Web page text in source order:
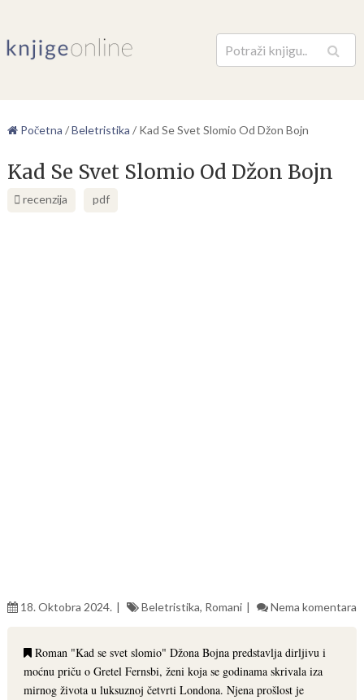
Pretraga
Početna /Beletristika / Kad Se Svet Slomio Od Džon Bojn
Kad Se Svet Slomio Od Džon Bojn
recenzija pdf
18. Oktobra 2024. Beletristika, Romani Nema komentara
Roman "Kad se svet slomio" Džona Bojna predstavlja dirljivu i
moćnu priču o Gretel Fernsbi, ženi koja se godinama skrivala iza
mirnog života u luksuznoj četvrti Londona. Njena prošlost je